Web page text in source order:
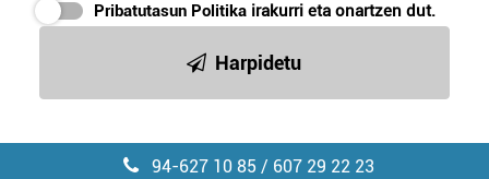
Pribatutasun Politika irakurri eta onartzen dut.
Harpidetu
94-627 10 85 / 607 29 22 23